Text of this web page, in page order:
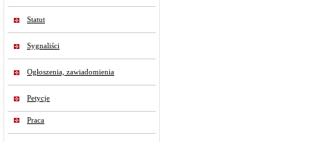
Statut
Sygnaliści
Ogłoszenia, zawiadomienia
Petycje
Praca